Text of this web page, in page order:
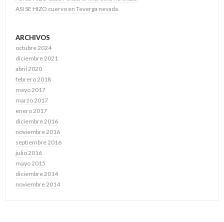
ASI SE HIZO cuervo en Teverga nevada.
ARCHIVOS
octubre 2024
diciembre 2021
abril 2020
febrero 2018
mayo 2017
marzo 2017
enero 2017
diciembre 2016
noviembre 2016
septiembre 2016
julio 2016
mayo 2015
diciembre 2014
noviembre 2014